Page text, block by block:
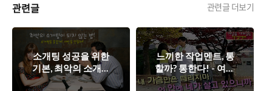
관련글 관련글 더보기
소개팅 성공을 위한
기본, 최악의 소개팅
이 되지 않는 방법.
느끼한 작업멘트, 통
할까? 통한다! - 여자
마음을 훔치는 말